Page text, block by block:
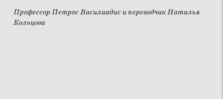
Профессор Петрос Василиадис и переводчик Наталья
Кольцова